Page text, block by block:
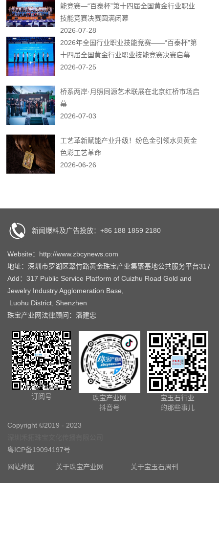
能竞赛—“百泰杯”第十四届全国黄金行业职业
技能竞赛决赛圆满闭幕
2026-07-28
2026年全国行业职业技能竞赛——“百泰杯”第
十四届全国黄金行业职业技能竞赛决赛启幕
2026-07-25
桥系两岸·月照同源艺术联展在北京红桥市场启
幕
2026-07-03
工艺革新赋能产业升级！纷色金引领水贝黄金
色彩工艺革命
2026-06-26
新闻爆料及广告投放：+86 188 1859 2180
Website：http://www.zbcynews.com
地址：深圳市罗湖区翠竹路黄金珠宝产业集聚基地公共服务平台317
Add：317 Public Service Platform of Cuizhu Road Gold and
Jewelry Industry Agglomeration Base,
Luohu District, Shenzhen
珠宝产业网法律顾问：潘建忠
珠宝产业网
订阅号
珠宝产业网
抖音号
宝玉石行业
的那些事儿
Copyright ©2019 - 2023
粤ICP备19094197号
网站地图 关于珠宝产业网 关于宝玉石周刊